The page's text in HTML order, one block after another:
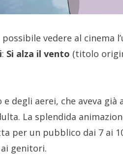
vedere al cinema
: Si alza il vento (titolo
degli aerei, che aveva
La splendida
per un pubblico dai 7 ai
genitori.